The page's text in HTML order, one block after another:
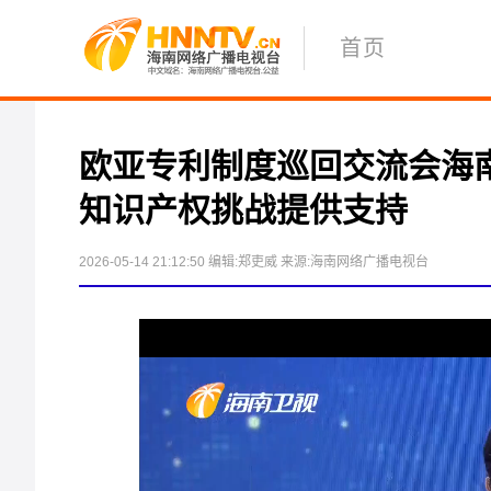
首页
欧亚专利制度巡回交流会
知识产权挑战提供支持
2026-05-14 21:12:50 编辑:郑吏威 来源:海南网络广播电视台